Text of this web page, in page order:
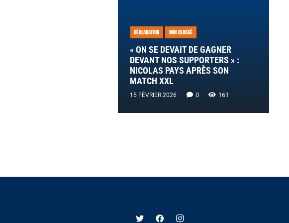
DÉCLARATION NON CLASSÉ
« ON SE DEVAIT DE GAGNER
DEVANT NOS SUPPORTERS » :
NICOLAS PAYS APRÈS SON
MATCH XXL
15 FÉVRIER 2026 0 161